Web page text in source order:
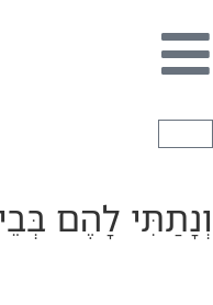
וְנָתַתִּי לָהֶם